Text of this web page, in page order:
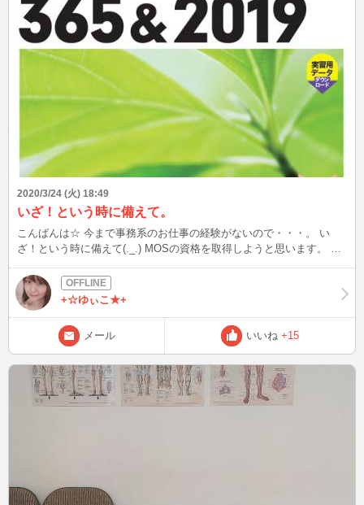
2020/3/24 (火) 18:49
いざ！という時に備えて。
こんばんは☆ 今まで事務系のお仕事の経験がないので・・・。 い
ざ！という時に備えて(._.) MOSの資格を取得しようと思います。 ま
いので・・・。 お家に1人で居るとマイナス思考になっちゃうので。
明日、パソコン教室の無料体験にまず行ってきます♪
+☆ゆぃこ★+
メール いいね +15